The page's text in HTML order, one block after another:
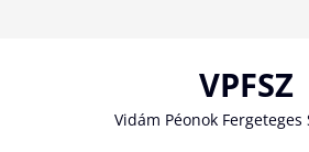
VPFSZ
Vidám Péonok Fergeteges